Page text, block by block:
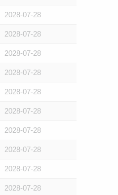
2028-07-28
2028-07-28
2028-07-28
2028-07-28
2028-07-28
2028-07-28
2028-07-28
2028-07-28
2028-07-28
2028-07-28